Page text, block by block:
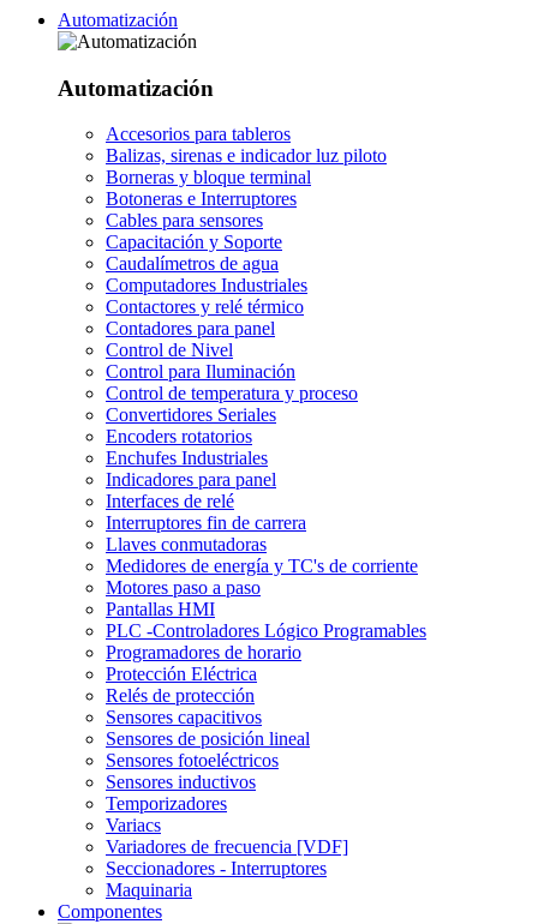
Automatización
Automatización
Accesorios para tableros
Balizas, sirenas e indicador luz piloto
Borneras y bloque terminal
Botoneras e Interruptores
Cables para sensores
Capacitación y Soporte
Caudalímetros de agua
Computadores Industriales
Contactores y relé térmico
Contadores para panel
Control de Nivel
Control para Iluminación
Control de temperatura y proceso
Convertidores Seriales
Encoders rotatorios
Enchufes Industriales
Indicadores para panel
Interfaces de relé
Interruptores fin de carrera
Llaves conmutadoras
Medidores de energía y TC's de corriente
Motores paso a paso
Pantallas HMI
PLC -Controladores Lógico Programables
Programadores de horario
Protección Eléctrica
Relés de protección
Sensores capacitivos
Sensores de posición lineal
Sensores fotoeléctricos
Sensores inductivos
Temporizadores
Variacs
Variadores de frecuencia [VDF]
Seccionadores - Interruptores
Maquinaria
Componentes